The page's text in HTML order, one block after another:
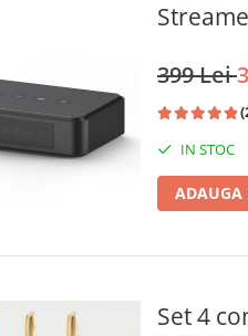
399 Lei
IN STOC
ADAUGA
Set 4